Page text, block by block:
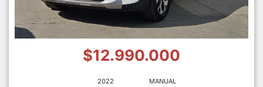
$12.990.000
2022
MANUAL